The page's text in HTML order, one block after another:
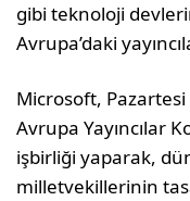
gibi teknoloji
Avrupa’daki
Microsoft, Pazartesi
Avrupa Yayıncılar
işbirliği yaparak,
milletvekillerinin